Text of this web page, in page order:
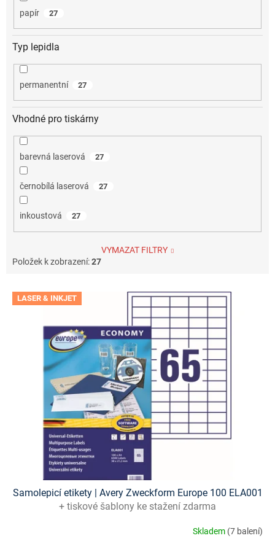
papír 27
Typ lepidla
permanentní 27
Vhodné pro tiskárny
barevná laserová 27
černobílá laserová 27
inkoustová 27
VYMAZAT FILTRY
Položek k zobrazení:27
V LASER & INKJET
Samolepicí etikety | Avery Zweckform Europe 100 ELA001
+ tiskové šablony ke stažení zdarma
Skladem (7 balení)